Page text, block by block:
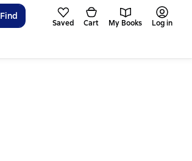
Find
Saved Cart My Books Log in